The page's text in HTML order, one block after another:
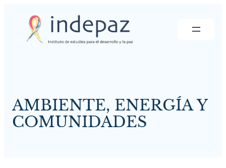
AMBIENTE, ENERGÍA Y
COMUNIDADES